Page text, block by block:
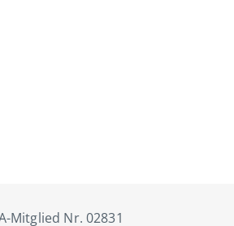
Mitglied Nr. 02831